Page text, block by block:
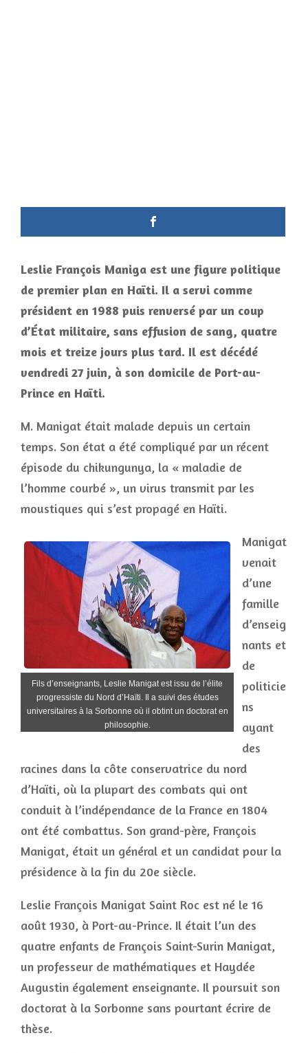
Leslie François Maniga est une figure politique
de premier plan en Haïti. Il a servi comme
président en 1988 puis renversé par un coup
d’État militaire, sans effusion de sang, quatre
mois et treize jours plus tard. Il est décédé
vendredi 27 juin, à son domicile de Port-au-
Prince en Haïti.
M. Manigat était malade depuis un certain
temps. Son état a été compliqué par un récent
épisode du chikungunya, la « maladie de
l’homme courbé », un virus transmit par les
moustiques qui s’est propagé en Haïti.
Fils d’enseignants, Leslie Manigat est issu de l’élite
progressiste du Nord d’Haïti. Il a suivi des études
universitaires à la Sorbonne où il obtint un doctorat en
philosophie.
Manigat
venait
d’une
famille
d’enseig
nants et
de
politicie
ns
ayant
des
racines dans la côte conservatrice du nord
d’Haïti, où la plupart des combats qui ont
conduit à l’indépendance de la France en 1804
ont été combattus. Son grand-père, François
Manigat, était un général et un candidat pour la
présidence à la fin du 20e siècle.
Leslie François Manigat Saint Roc est né le 16
août 1930, à Port-au-Prince. Il était l’un des
quatre enfants de François Saint-Surin Manigat,
un professeur de mathématiques et Haydée
Augustin également enseignante. Il poursuit son
doctorat à la Sorbonne sans pourtant écrire de
thèse.